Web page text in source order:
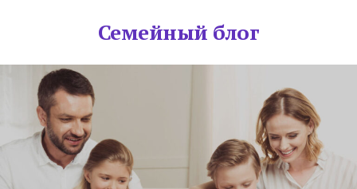
Семейный блог